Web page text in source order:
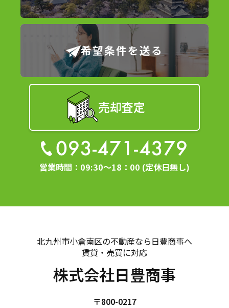
希望条件を送る
093-471-4379
営業時間：09:30～18：00 (定休日無し)
売却査定
北九州市小倉南区の不動産なら日豊商事へ
賃貸・売買に対応
株式会社日豊商事
〒800-0217